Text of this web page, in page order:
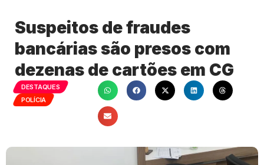
Suspeitos de fraudes
bancárias são presos com
dezenas de cartões em CG
DESTAQUES
POLÍCIA